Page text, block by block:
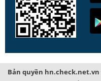
Bản quyền hn.check.net.vn